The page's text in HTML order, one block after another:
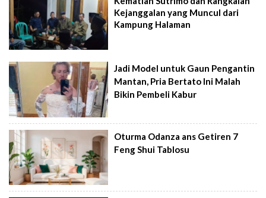
Kejanggalan yang Muncul dari
Kampung Halaman
Jadi Model untuk Gaun Pengantin
Mantan, Pria Bertato Ini Malah
Bikin Pembeli Kabur
Oturma Odanza ans Getiren 7
Feng Shui Tablosu